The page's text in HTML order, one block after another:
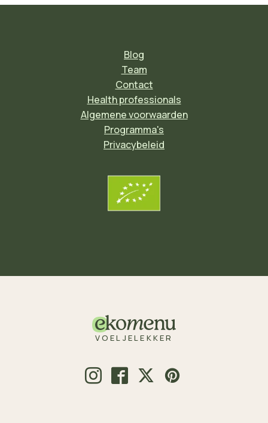
Blog
Team
Contact
Health professionals
Algemene voorwaarden
Programma's
Privacybeleid
VOELJELEKKER